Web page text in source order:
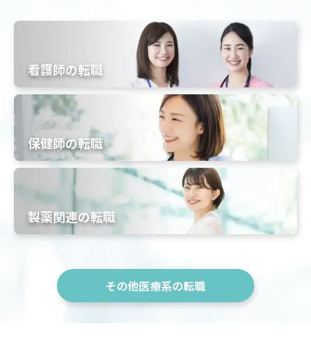
看護師の転職
保健師の転職
製薬関連の転職
その他医療系の転職